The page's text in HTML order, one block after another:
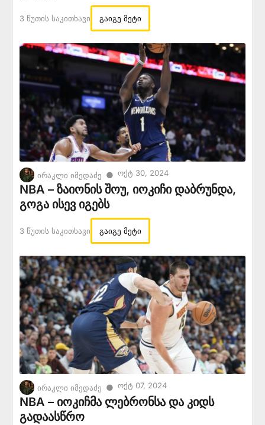
3 Წუთის Საკითხავი გაიგე მეტი
ირაკლი იმედაძე ● Ოქტ 30, 2024
NBA – ზაიონის შოუ, იოკიჩი დაბრუნდა,
გოგა ისევ იგებს
3 Წუთის Საკითხავი გაიგე მეტი
ირაკლი იმედაძე ● Ოქტ 07, 2024
NBA – იოკიჩმა ლებრონსა და კიდს
გადაასწრო